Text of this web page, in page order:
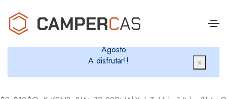
Cerramos en verano, que nos queremos dar un
chapuzón y refrescarnos.
Agosto.
A disfrutar!!
×